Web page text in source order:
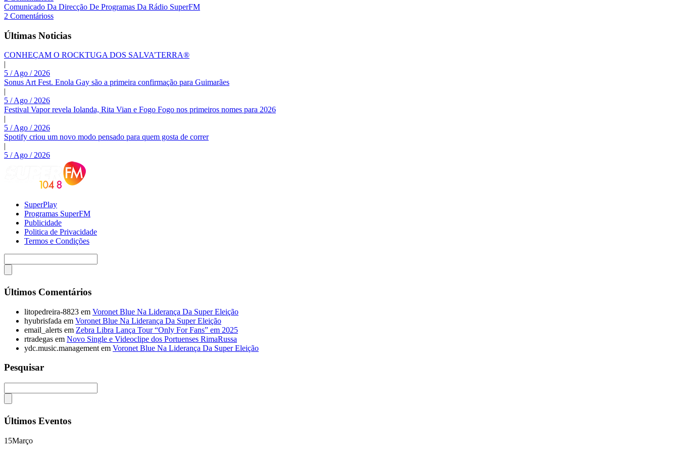
Comunicado Da Direcção De Programas Da Rádio SuperFM
2 Comentárioss
Últimas Noticias
CONHEÇAM O ROCKTUGA DOS SALVA’TERRA®
|
5 / Ago / 2026
Sonus Art Fest. Enola Gay são a primeira confirmação para Guimarães
|
5 / Ago / 2026
Festival Vapor revela Iolanda, Rita Vian e Fogo Fogo nos primeiros nomes para 2026
|
5 / Ago / 2026
Spotify criou um novo modo pensado para quem gosta de correr
|
5 / Ago / 2026
SuperPlay
Programas SuperFM
Publicidade
Politica de Privacidade
Termos e Condições
Últimos Comentários
litopedreira-8823 em Voronet Blue Na Liderança Da Super Eleição
hyubrisfada em Voronet Blue Na Liderança Da Super Eleição
email_alerts em Zebra Libra Lança Tour “Only For Fans” em 2025
rtradegas em Novo Single e Videoclipe dos Portuenses RimaRussa
ydc.music.management em Voronet Blue Na Liderança Da Super Eleição
Pesquisar
Últimos Eventos
15Março